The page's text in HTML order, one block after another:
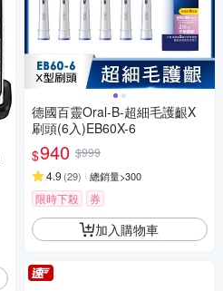
德國百靈Oral-B-超細毛護齦X
刷頭(6入)EB60X-6
$940 $999
4.9 (29) 總銷量>300
限時下殺 券
加入購物車